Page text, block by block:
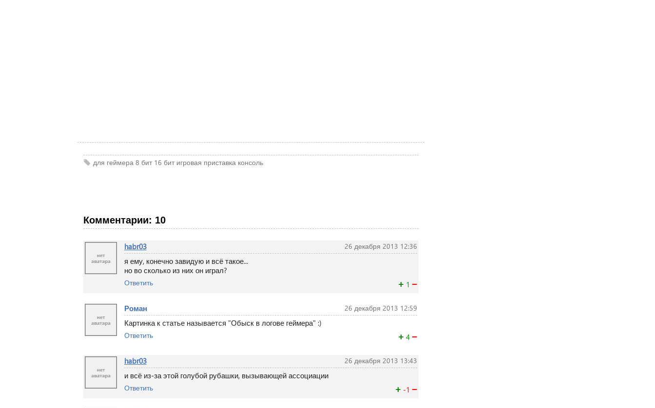
для геймера 8 бит 16 бит игровая приставка консоль
Комментарии: 10
26 декабря 2013 12:36
habr03
я ему, конечно завидую и всё такое...
но во сколько из них он играл?
+ 1 −
Ответить
26 декабря 2013 12:59
Роман
Картинка к статье называется "Обыск в логове геймера" :)
+ 4 −
Ответить
26 декабря 2013 13:43
habr03
и всё из-за этой голубой рубашки, вызывающей ассоциации
+ -1 −
Ответить